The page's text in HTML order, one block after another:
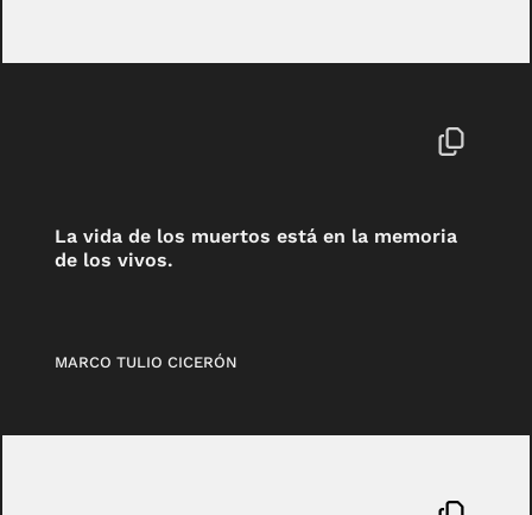
La vida de los muertos está en la memoria
de los vivos.
MARCO TULIO CICERÓN